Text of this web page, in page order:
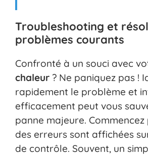
Troubleshooting et
problèmes courants
Confronté à un souci avec
chaleur ? Ne paniquez pas !
rapidement le problème et
efficacement peut vous
panne majeure.
des erreurs sont affichées
de contrôle. Souvent, un